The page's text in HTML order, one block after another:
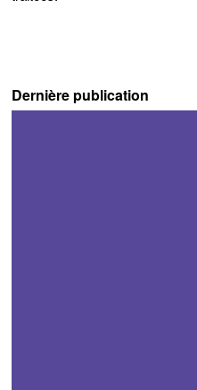
Dernière publication